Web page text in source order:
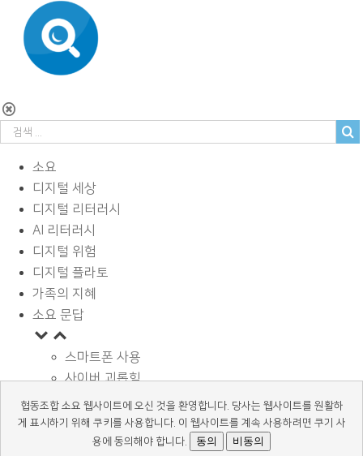
소요
디지털 세상
디지털 리터러시
AI 리터러시
디지털 위험
디지털 플라토
가족의 지혜
소요 문답
스마트폰 사용
사이버 괴롭힘
페이스북과 SNS
디지털과 학습
광고 바로알기
협동조합 소요 웹사이트에 오신 것을 환영합니다. 당사는 웹사이트를 원활하
게 표시하기 위해 쿠키를 사용합니다. 이 웹사이트를 계속 사용하려면 쿠기 사
용에 동의해야 합니다.
동의 비동의